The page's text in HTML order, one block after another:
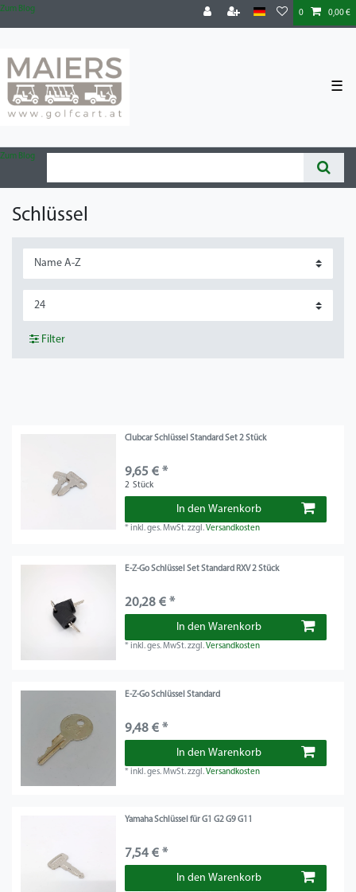
Zum Blog 0 0,00 €
☰
Zum Blog
Schlüssel
Filter
Clubcar Schlüssel Standard Set 2 Stück
9,65 € *
2 Stück
In den Warenkorb
*inkl. ges. MwSt.zzgl.Versandkosten
E-Z-Go Schlüssel Set Standard RXV 2 Stück
20,28 € *
In den Warenkorb
*inkl. ges. MwSt.zzgl.Versandkosten
E-Z-Go Schlüssel Standard
9,48 € *
In den Warenkorb
*inkl. ges. MwSt.zzgl.Versandkosten
Yamaha Schlüssel für G1 G2 G9 G11
7,54 € *
In den Warenkorb